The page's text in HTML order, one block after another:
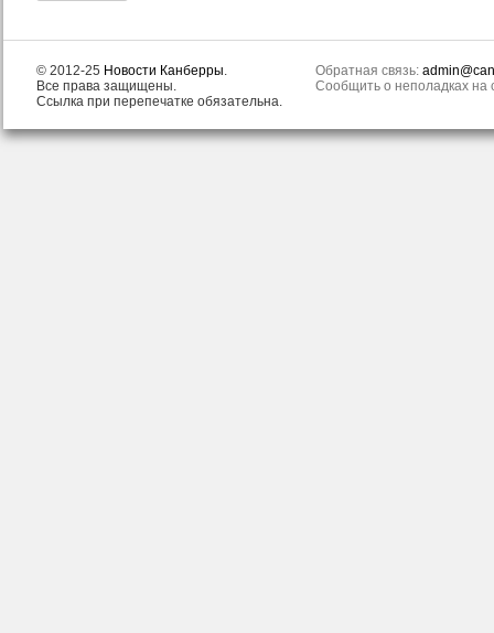
© 2012-25 Новости Канберры.
Все права защищены.
Ссылка при перепечатке обязательна.
Обратная связь:
Сообщить о неполадках на